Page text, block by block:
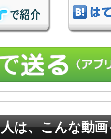
は、こんな動